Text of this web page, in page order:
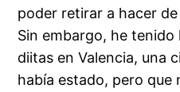
poder retirar a hacer
Sin embargo, he
diitas en Valencia, una
había estado, pero que